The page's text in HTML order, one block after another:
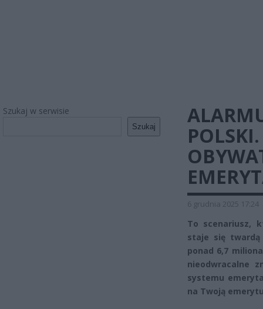
Szukaj w serwisie
Szukaj
6 grudnia 2025 17:24
To scenariusz,
staje się twardą
ponad 6,7
nieodwracalne
systemu
na Twoją